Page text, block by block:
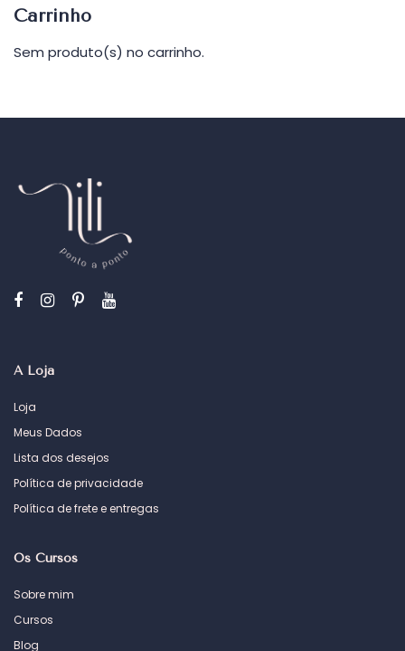
Carrinho
Sem produto(s) no carrinho.
A Loja
Loja
Meus Dados
Lista dos desejos
Política de privacidade
Política de frete e entregas
Os Cursos
Sobre mim
Cursos
Blog